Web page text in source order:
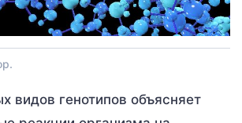
видов генотипов объясняет